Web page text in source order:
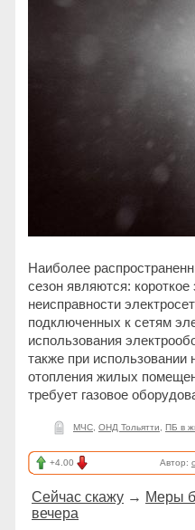
Наиболее
сезон являются: короткое
неисправности
подключенных к сетям
использования
также при использовании
отопления жилых
требует газовое
МЧС ОНД Тольятти ПБ в
+4.00 Автор:
Сейчас скажу → Меры
вечера